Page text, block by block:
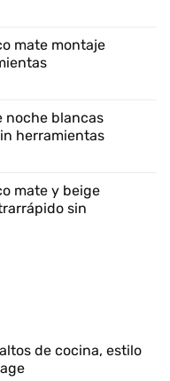
mate montaje
noche blancas
herramientas
mate y beige
sin
de cocina, estilo